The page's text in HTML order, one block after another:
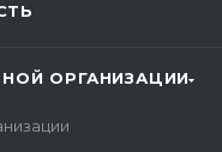
ОРГАНИЗАЦИИ